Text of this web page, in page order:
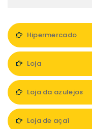
Hipermercado
Loja
Loja da azulejos
Loja de açaí